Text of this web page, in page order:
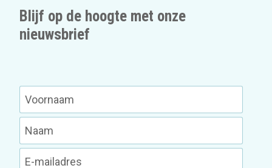
Blijf op de hoogte met onze
nieuwsbrief